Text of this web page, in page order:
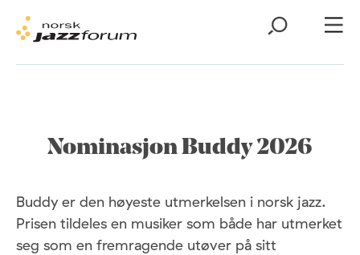
Nominasjon Buddy 2026
Buddy er den høyeste utmerkelsen i norsk jazz.
Prisen tildeles en musiker som både har utmerket
seg som en fremragende utøver på sitt